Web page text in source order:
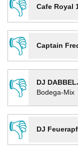
👎
Cafe Royal
👎
Captain
👎
DJ
Bodega-Mix
👎
DJ